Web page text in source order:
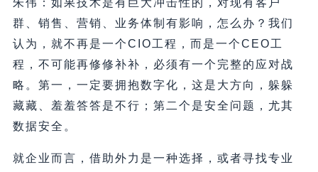
朱伟：如果技术是有巨大冲击性的，对现有客户
群、销售、营销、业务体制有影响，怎么办？我们
认为，就不再是一个CIO工程，而是一个CEO工
程，不可能再修修补补，必须有一个完整的应对战
略。第一，一定要拥抱数字化，这是大方向，躲躲
藏藏、羞羞答答是不行；第二个是安全问题，尤其
数据安全。
就企业而言，借助外力是一种选择，或者寻找专业